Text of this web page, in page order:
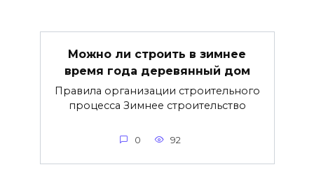
Можно ли строить в зимнее
время года деревянный дом
Правила организации строительного
процесса Зимнее строительство
0 92